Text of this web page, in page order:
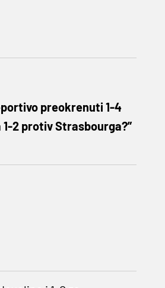
preokrenuti 1-4
2 protiv Strasbourga?”